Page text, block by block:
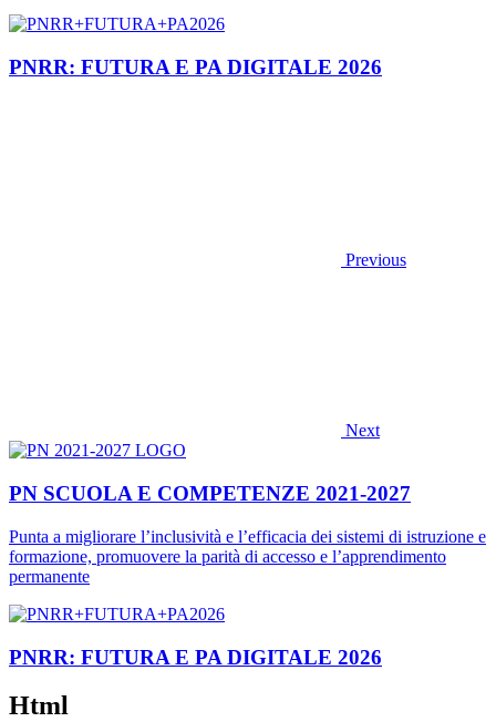
PNRR: FUTURA E PA DIGITALE 2026
Previous
Next
PN SCUOLA E COMPETENZE 2021-2027
Punta a migliorare l’inclusività e l’efficacia dei sistemi di istruzione e
formazione, promuovere la parità di accesso e l’apprendimento
permanente
PNRR: FUTURA E PA DIGITALE 2026
Html